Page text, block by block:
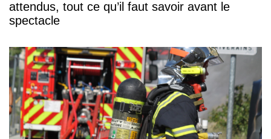
attendus, tout ce qu’il faut savoir avant le
spectacle